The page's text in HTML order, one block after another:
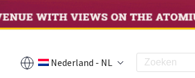
Nederland - NL